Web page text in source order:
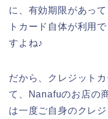
に、有効期限があっ
トカード自体が利用
すよね♪
だから、クレジット
て、Nanafuのお店の
は一度ご自身のクレ